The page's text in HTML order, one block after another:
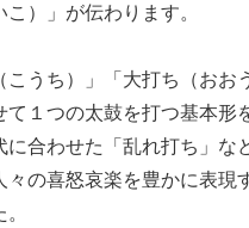
こ）」が伝わります。
こうち）」「大打ち（おお
て１つの太鼓を打つ基本形
に合わせた「乱れ打ち」な
々の喜怒哀楽を豊かに表現